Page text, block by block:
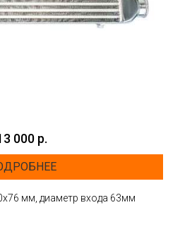
000 р.
мм, диаметр входа 63мм